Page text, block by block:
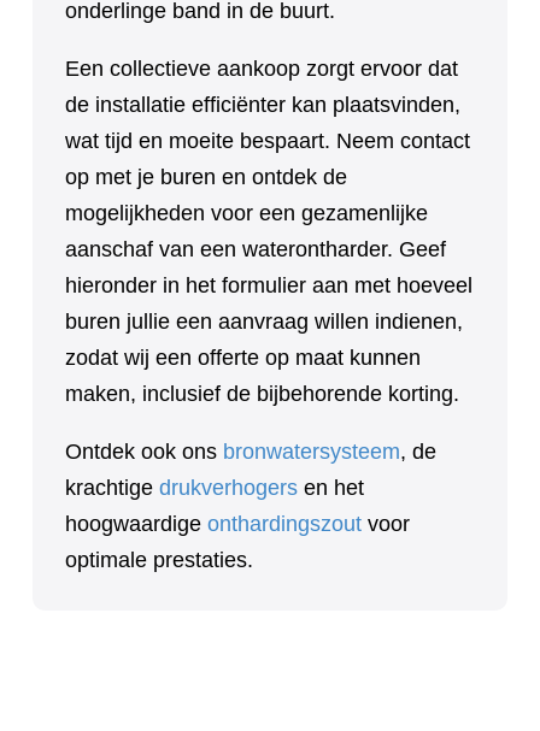
onderlinge band in de buurt.
Een collectieve aankoop zorgt ervoor dat
de installatie efficiënter kan plaatsvinden,
wat tijd en moeite bespaart. Neem contact
op met je buren en ontdek de
mogelijkheden voor een gezamenlijke
aanschaf van een waterontharder. Geef
hieronder in het formulier aan met hoeveel
buren jullie een aanvraag willen indienen,
zodat wij een offerte op maat kunnen
maken, inclusief de bijbehorende korting.
Ontdek ook ons bronwatersysteem, de
krachtige drukverhogers en het
hoogwaardige onthardingszout voor
optimale prestaties.